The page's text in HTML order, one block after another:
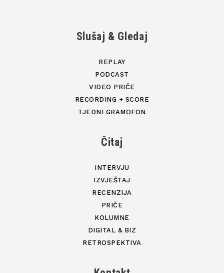
Slušaj & Gledaj
REPLAY
PODCAST
VIDEO PRIČE
RECORDING + SCORE
TJEDNI GRAMOFON
Čitaj
INTERVJU
IZVJEŠTAJ
RECENZIJA
PRIČE
KOLUMNE
DIGITAL & BIZ
RETROSPEKTIVA